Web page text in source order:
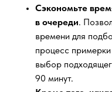
Сэкономьте
в очереди.
времени для
процесс
выбор
90 минут.